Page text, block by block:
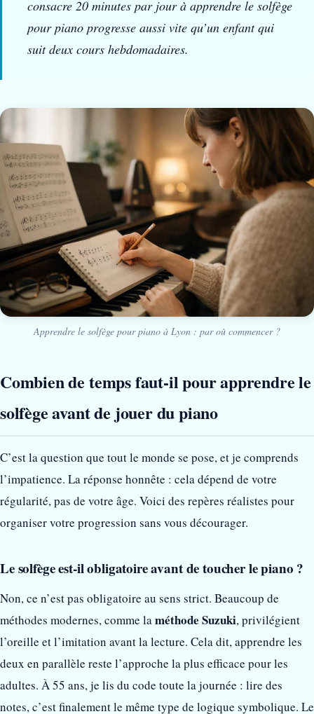
consacre 20 minutes par jour à apprendre le solfège
pour piano progresse aussi vite qu’un enfant qui
suit deux cours hebdomadaires.
Apprendre le solfège pour piano à Lyon : par où commencer ?
Combien de temps faut-il pour apprendre le
solfège avant de jouer du piano
C’est la question que tout le monde se pose, et je comprends
l’impatience. La réponse honnête : cela dépend de votre
régularité, pas de votre âge. Voici des repères réalistes pour
organiser votre progression sans vous décourager.
Le solfège est-il obligatoire avant de toucher le piano ?
Non, ce n’est pas obligatoire au sens strict. Beaucoup de
méthodes modernes, comme laméthode Suzuki, privilégient
l’oreille et l’imitation avant la lecture. Cela dit, apprendre les
deux en parallèle reste l’approche la plus efficace pour les
adultes. À 55 ans, je lis du code toute la journée : lire des
notes, c’est finalement le même type de logique symbolique. Le